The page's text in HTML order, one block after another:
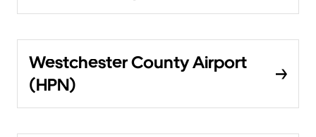
Westchester County Airport
(HPN)